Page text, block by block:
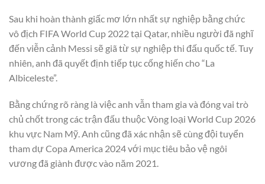
Sau khi hoàn thành giấc mơ lớn nhất sự nghiệp bằng chức
vô địch FIFA World Cup 2022 tại Qatar, nhiều người đã nghĩ
đến viễn cảnh Messi sẽ giã từ sự nghiệp thi đấu quốc tế. Tuy
nhiên, anh đã quyết định tiếp tục cống hiến cho “La
Albiceleste”.
Bằng chứng rõ ràng là việc anh vẫn tham gia và đóng vai trò
chủ chốt trong các trận đấu thuộc Vòng loại World Cup 2026
khu vực Nam Mỹ. Anh cũng đã xác nhận sẽ cùng đội tuyển
tham dự Copa America 2024 với mục tiêu bảo vệ ngôi
vương đã giành được vào năm 2021.